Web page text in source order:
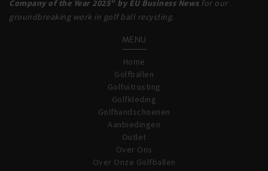
Company of the Year 2025" by EU Business Newsfor our
groundbreaking work in golf ball recycling.
MENU
Home
Golfballen
Golfuitrusting
Golfkleding
Golfhandschoenen
Aanbiedingen
Outlet
Over Ons
Over Onze Golfballen